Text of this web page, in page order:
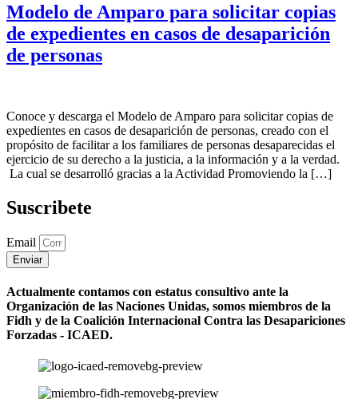
Modelo de Amparo para solicitar copias
de expedientes en casos de desaparición
de personas
Conoce y descarga el Modelo de Amparo para solicitar copias de
expedientes en casos de desaparición de personas, creado con el
propósito de facilitar a los familiares de personas desaparecidas el
ejercicio de su derecho a la justicia, a la información y a la verdad.
La cual se desarrolló gracias a la Actividad Promoviendo la […]
Suscribete
Email
Enviar
Actualmente contamos con estatus consultivo ante la
Organización de las Naciones Unidas, somos miembros de la
Fidh y de la Coalición Internacional Contra las Desapariciones
Forzadas - ICAED.